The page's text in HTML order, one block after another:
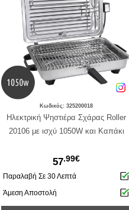
Κωδικός: 325200018
Ηλεκτρική Ψηστιέρα Σχάρας Roller
20106 με ισχύ 1050W και Καπάκι
57.99€
Παραλαβή Σε 30 Λεπτά
Άμεση Αποστολή